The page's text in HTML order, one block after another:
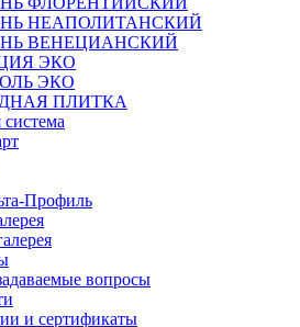
НЕАПОЛИТАНСКИЙ
ВЕНЕЦИАНСКИЙ
ЭКО
ЭКО
ПЛИТКА
Профиль
вопросы
и сертификаты